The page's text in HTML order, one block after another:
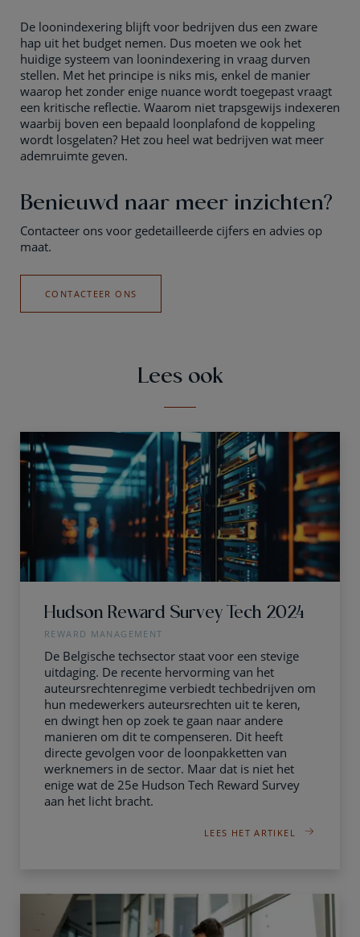
De loonindexering blijft voor bedrijven dus een zware
hap uit het budget nemen. Dus moeten we ook het
huidige systeem van loonindexering in vraag durven
stellen. Met het principe is niks mis, enkel de manier
waarop het zonder enige nuance wordt toegepast vraagt
een kritische reflectie. Waarom niet trapsgewijs indexeren
waarbij boven een bepaald loonplafond de koppeling
wordt losgelaten? Het zou heel wat bedrijven wat meer
ademruimte geven.
Benieuwd naar meer inzichten?
Contacteer ons voor gedetailleerde cijfers en advies op
maat.
CONTACTEER ONS
Lees ook
Hudson Reward Survey Tech 2024
REWARD MANAGEMENT
De Belgische techsector staat voor een stevige
uitdaging. De recente hervorming van het
auteursrechtenregime verbiedt techbedrijven om
hun medewerkers auteursrechten uit te keren,
en dwingt hen op zoek te gaan naar andere
manieren om dit te compenseren. Dit heeft
directe gevolgen voor de loonpakketten van
werknemers in de sector. Maar dat is niet het
enige wat de 25e Hudson Tech Reward Survey
aan het licht bracht.
LEES HET ARTIKEL